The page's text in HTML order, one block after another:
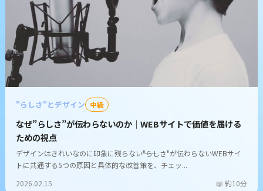
"らしさ"とデザイン 中級
なぜ”らしさ”が伝わらないのか｜WEBサイトで価値を届ける
ための視点
デザインはきれいなのに印象に残らない――"らしさ"が伝わらないWEBサイ
トに共通する5つの原因と具体的な改善策を、チェッ...
2026.02.15
約10分